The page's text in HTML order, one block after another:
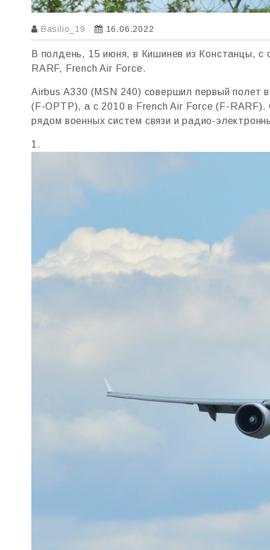
Basilio_19 16.06.2022
В полдень, 15 июня, в Кишинев из Констанцы,
RARF, French Air Force.
Airbus A330 (MSN 240) совершил первый полет
(F-OPTP), а с 2010 в French Air Force (F-
рядом военных систем связи и радиo-
1.